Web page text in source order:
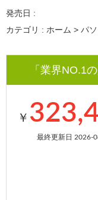
発売日 :
カテゴリ : ホーム > パ
「業界NO.1
￥
最終更新日 2026-